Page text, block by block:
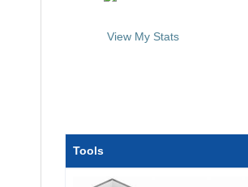
View My Stats
Tools